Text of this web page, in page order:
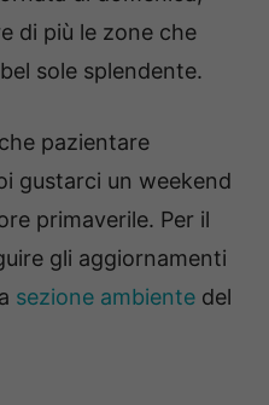
di più le zone che
sole splendente.
pazientare
gustarci un weekend
primaverile. Per il
gli aggiornamenti
sezione ambiente del